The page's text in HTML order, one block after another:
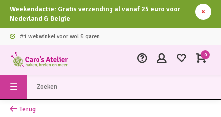
Weekendactie: Gratis verzending al vanaf 25 euro voor
Nederland & Belgie
#1 webwinkel voor wol & garen
0
Terug